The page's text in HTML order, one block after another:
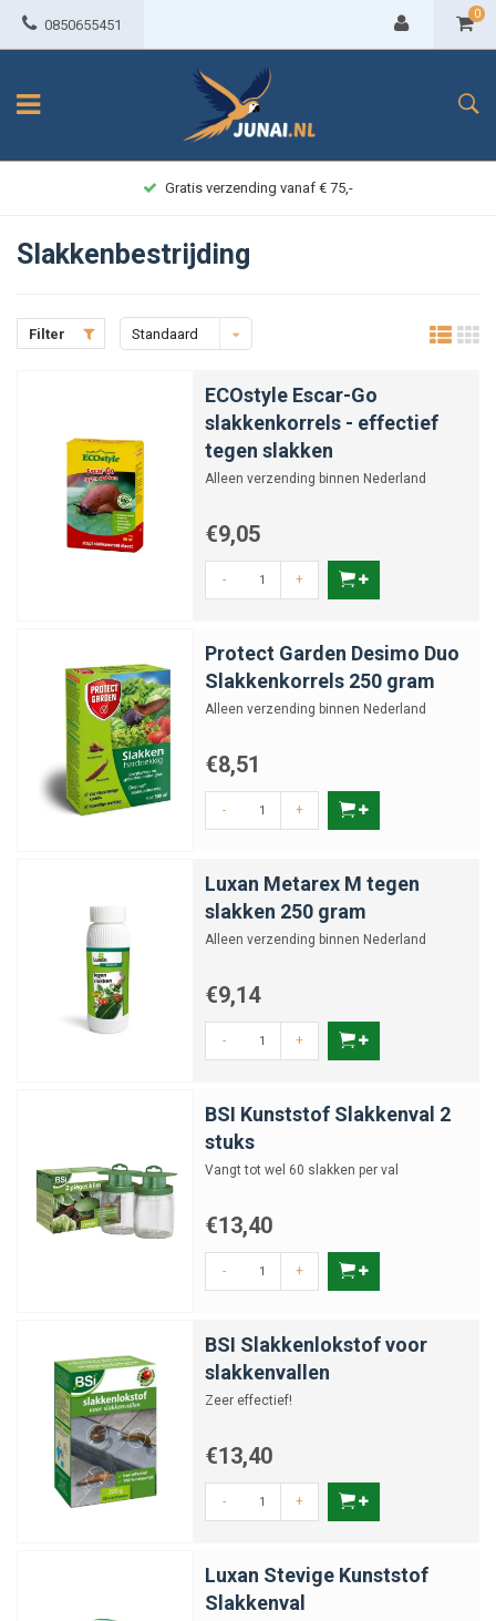
0850655451
0
Achteraf betalen
Slakkenbestrijding
Filter Standaard
ECOstyle Escar-Go
slakkenkorrels - effectief
tegen slakken
Alleen verzending binnen Nederland
€9,05
- +
Protect Garden Desimo Duo
Slakkenkorrels 250 gram
Alleen verzending binnen Nederland
€8,51
- +
Luxan Metarex M tegen
slakken 250 gram
Alleen verzending binnen Nederland
€9,14
- +
BSI Kunststof Slakkenval 2
stuks
Vangt tot wel 60 slakken per val
€13,40
- +
BSI Slakkenlokstof voor
slakkenvallen
Zeer effectief!
€13,40
- +
Luxan Stevige Kunststof
Slakkenval